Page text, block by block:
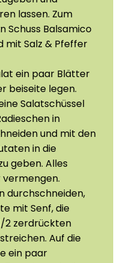
lassen. Zum
Schuss Balsamico
mit Salz & Pfeffer
ein paar Blätter
beiseite legen.
Salatschüssel
in
und mit den
in die
geben. Alles
durchschneiden,
mit Senf, die
2 zerdrückten
Auf die
ein paar